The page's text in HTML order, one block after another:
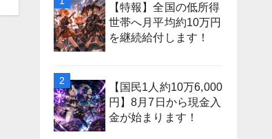
【特報】全国の低所得
世帯へ月平均約10万円
を継続給付します！
【国民1人約10万6,000
円】8月7日から現金入
金が始まります！